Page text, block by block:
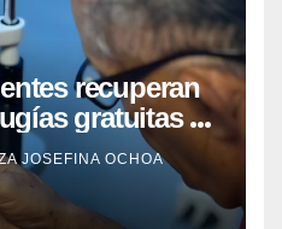
recuperan
gratuitas de
JOSEFINA OCHOA